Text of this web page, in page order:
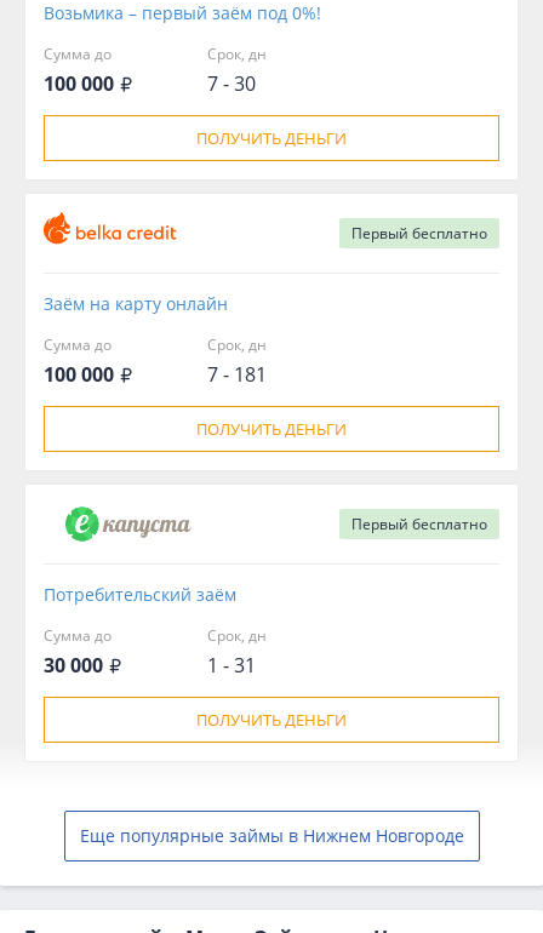
Возьмика – первый заём под 0%!
Сумма до
100 000
Срок, дн
7 - 30
ПОЛУЧИТЬ ДЕНЬГИ
Первый бесплатно
Заём на карту онлайн
Сумма до
100 000
Срок, дн
7 - 181
ПОЛУЧИТЬ ДЕНЬГИ
Первый бесплатно
Потребительский заём
Сумма до
30 000
Срок, дн
1 - 31
ПОЛУЧИТЬ ДЕНЬГИ
Еще популярные займы в Нижнем Новгороде